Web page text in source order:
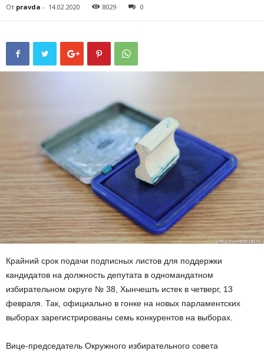
От pravda - 14.02.2020 8029 0
Крайний срок подачи подписных листов для поддержки
кандидатов на должность депутата в одномандатном
избирательном округе № 38, Хынчешть истек в четверг, 13
февраля. Так, официально в гонке на новых парламентских
выборах зарегистрированы семь конкурентов на выборах.
Вице-председатель Окружного избирательного совета